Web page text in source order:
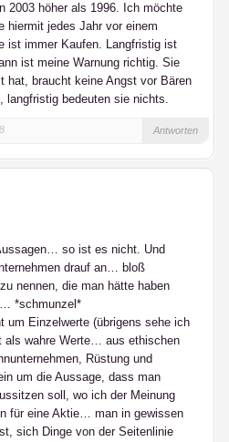
2003 höher als 1996. Ich möchte
hiermit jedes Jahr vor einem
ist immer Kaufen. Langfristig ist
ist meine Warnung richtig. Sie
hat, braucht keine Angst vor Bären
langfristig bedeuten sie nichts.
Antworten
so ist es nicht. Und
drauf an… bloß
nennen, die man hätte haben
*schmunzel*
um Einzelwerte (übrigens sehe ich
als wahre Werte… aus ethischen
Rüstung und
um die Aussage, dass man
soll, wo ich der Meinung
für eine Aktie… man in gewissen
sich Dinge von der Seitenlinie